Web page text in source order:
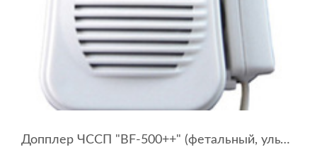
Допплер ЧССП "BF-500++" (фетальный, ультразвуковой)